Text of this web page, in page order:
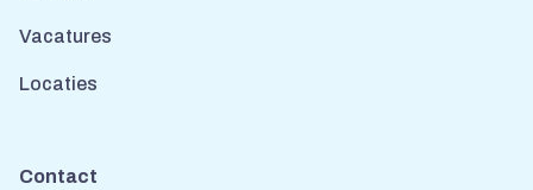
Vacatures
Locaties
Contact